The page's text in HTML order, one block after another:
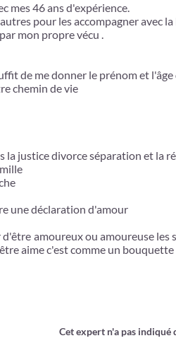
mes 46 ans d'expérience.
pour les accompagner avec
mon propre vécu .
de me donner le prénom et l'âge
chemin de vie
la justice divorce séparation et la
une déclaration d'amour
amoureux ou amoureuse
aime c'est comme un
Cet expert n'a pas indiqué